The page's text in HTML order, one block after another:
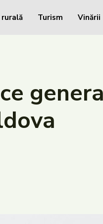
Turism Vinării